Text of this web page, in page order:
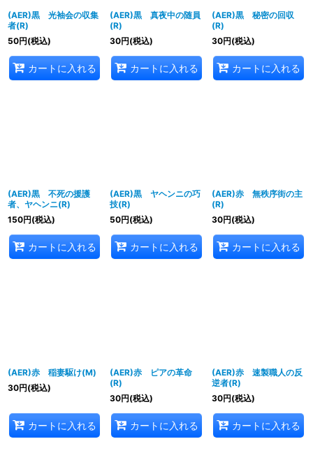
(AER)黒 光袖会の収集
者(R)
50円(税込)
カートに入れる
(AER)黒 真夜中の随員
(R)
30円(税込)
カートに入れる
(AER)黒 秘密の回収
(R)
30円(税込)
カートに入れる
(AER)黒 不死の援護
者、ヤヘンニ(R)
150円(税込)
カートに入れる
(AER)黒 ヤヘンニの巧
技(R)
50円(税込)
カートに入れる
(AER)赤 無秩序街の主
(R)
30円(税込)
カートに入れる
(AER)赤 稲妻駆け(M)
30円(税込)
カートに入れる
(AER)赤 ピアの革命
(R)
30円(税込)
カートに入れる
(AER)赤 速製職人の反
逆者(R)
30円(税込)
カートに入れる